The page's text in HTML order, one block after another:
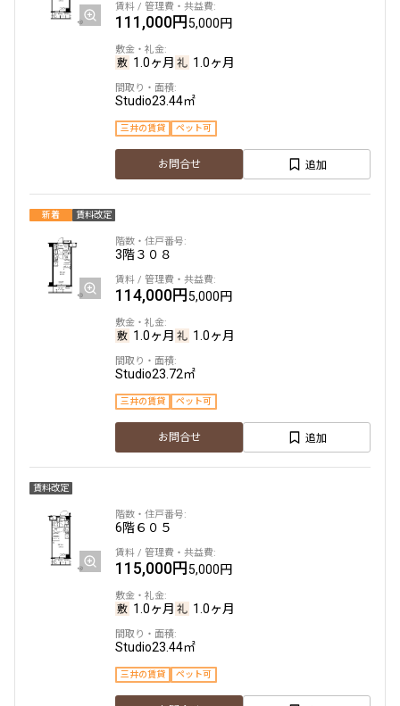
111,000円5,000円
1.0ヶ月 1.0ヶ月
Studio23.44㎡
三井の賃貸 ペット可
お問合せ 追加
新着 賃料改定
3階３０８
114,000円5,000円
1.0ヶ月 1.0ヶ月
Studio23.72㎡
三井の賃貸 ペット可
お問合せ 追加
賃料改定
6階６０５
115,000円5,000円
1.0ヶ月 1.0ヶ月
Studio23.44㎡
三井の賃貸 ペット可